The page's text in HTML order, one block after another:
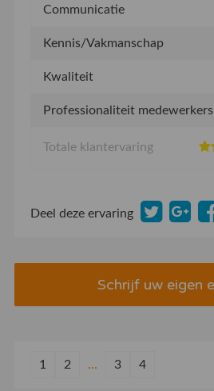
Communicatie
Kennis/Vakmanschap
Kwaliteit
Professionaliteit medewerkers
Totale klantervaring
Deel deze ervaring
Schrijf uw eigen
1 2 ... 3 4